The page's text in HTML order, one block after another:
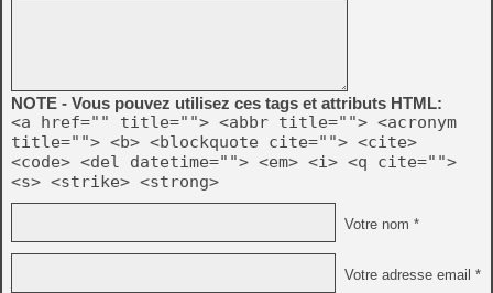
NOTE - Vous pouvez utilisez ces tags et attributs HTML:
<a href="" title=""> <abbr title=""> <acronym
title=""> <b> <blockquote cite=""> <cite>
<code> <del datetime=""> <em> <i> <q cite="">
<s> <strike> <strong>
Votre nom *
Votre adresse email *